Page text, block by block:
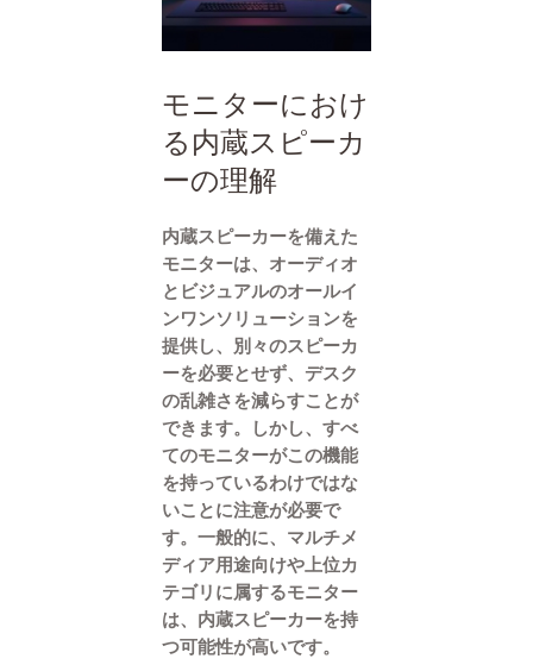
モニターにおけ
る内蔵スピーカ
ーの理解
内蔵スピーカーを備えた
モニターは、オーディオ
とビジュアルのオールイ
ンワンソリューションを
提供し、別々のスピーカ
ーを必要とせず、デスク
の乱雑さを減らすことが
できます。しかし、すべ
てのモニターがこの機能
を持っているわけではな
いことに注意が必要で
す。一般的に、マルチメ
ディア用途向けや上位カ
テゴリに属するモニター
は、内蔵スピーカーを持
つ可能性が高いです。